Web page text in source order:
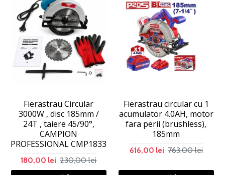
Fierastrau Circular
3000W , disc 185mm /
24T , taiere 45/90°,
CAMPION
PROFESSIONAL CMP1833
180,00 lei 230,00 lei
Fierastrau circular cu 1
acumulator 4.0AH, motor
fara perii (brushless),
185mm
616,00 lei 763,00 lei